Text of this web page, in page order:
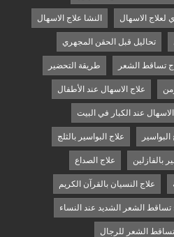
لعلاج الاسهال النشا علاج الاسهال
تحاليل قبل الحقن المجهري
تساقط الشعر طريقة التحضير
علاج الاسهال عند الأطفال
عند الكبار في البيت
البواسير علاج البواسير بالثلج
بالفازلين علاج الصداع
علاج النسيان بالقرآن الكريم
تساقط الشعر الشديد عند النساء
الشعر للرجال